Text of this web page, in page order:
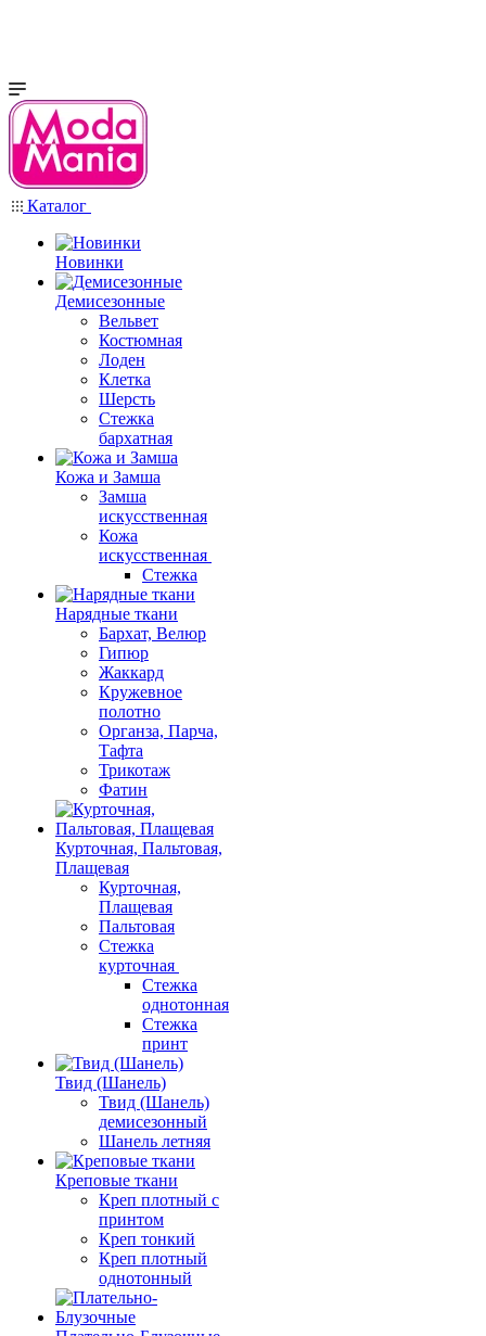
Каталог
Новинки
Демисезонные
Вельвет
Костюмная
Лоден
Клетка
Шерсть
Стежка
бархатная
Кожа и Замша
Замша
искусственная
Кожа
искусственная
Стежка
Нарядные ткани
Бархат, Велюр
Гипюр
Жаккард
Кружевное
полотно
Органза, Парча,
Тафта
Трикотаж
Фатин
Курточная, Пальтовая,
Плащевая
Курточная,
Плащевая
Пальтовая
Стежка
курточная
Стежка
однотонная
Стежка
принт
Твид (Шанель)
Твид (Шанель)
демисезонный
Шанель летняя
Креповые ткани
Креп плотный с
принтом
Креп тонкий
Креп плотный
однотонный